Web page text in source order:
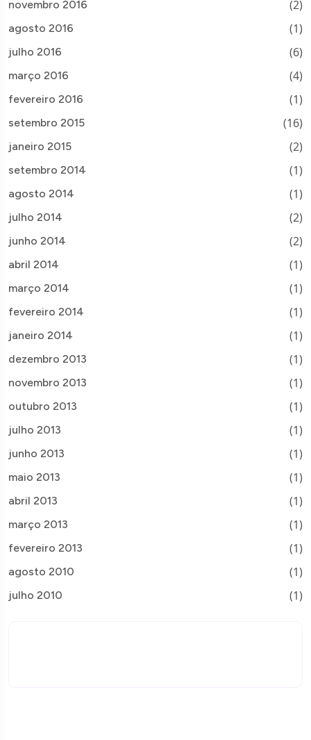
novembro 2016 (2)
agosto 2016 (1)
julho 2016 (6)
março 2016 (4)
fevereiro 2016 (1)
setembro 2015 (16)
janeiro 2015 (2)
setembro 2014 (1)
agosto 2014 (1)
julho 2014 (2)
junho 2014 (2)
abril 2014 (1)
março 2014 (1)
fevereiro 2014 (1)
janeiro 2014 (1)
dezembro 2013 (1)
novembro 2013 (1)
outubro 2013 (1)
julho 2013 (1)
junho 2013 (1)
maio 2013 (1)
abril 2013 (1)
março 2013 (1)
fevereiro 2013 (1)
agosto 2010 (1)
julho 2010 (1)